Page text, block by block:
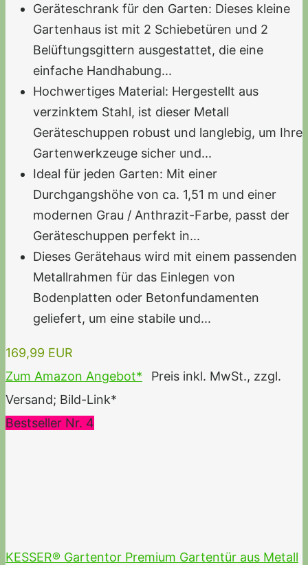
Geräteschrank für den Garten: Dieses kleine
Gartenhaus ist mit 2 Schiebetüren und 2
Belüftungsgittern ausgestattet, die eine
einfache Handhabung...
Hochwertiges Material: Hergestellt aus
verzinktem Stahl, ist dieser Metall
Geräteschuppen robust und langlebig, um Ihre
Gartenwerkzeuge sicher und...
Ideal für jeden Garten: Mit einer
Durchgangshöhe von ca. 1,51 m und einer
modernen Grau / Anthrazit-Farbe, passt der
Geräteschuppen perfekt in...
Dieses Gerätehaus wird mit einem passenden
Metallrahmen für das Einlegen von
Bodenplatten oder Betonfundamenten
geliefert, um eine stabile und...
169,99 EUR
Zum Amazon Angebot*
Preis inkl. MwSt., zzgl.
Versand; Bild-Link*
Bestseller Nr. 4
KESSER® Gartentor Premium Gartentür aus Metall